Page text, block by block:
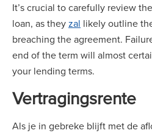
It’s crucial to carefully review
loan, as theyzal likely outline
breaching the agreement.
end of the term will almost
your lending terms.
Vertragingsrente
Als je in gebreke blijft met de